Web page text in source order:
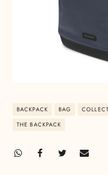
BACKPACK BAG
THE BACKPACK